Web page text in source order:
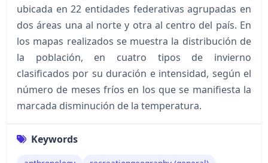
ubicada en 22 entidades federativas agrupadas en
dos áreas una al norte y otra al centro del país. En
los mapas realizados se muestra la distribución de
la población, en cuatro tipos de invierno
clasificados por su duración e intensidad, según el
número de meses fríos en los que se manifiesta la
marcada disminución de la temperatura.
Keywords